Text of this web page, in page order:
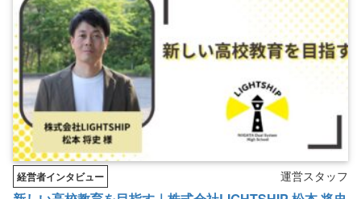
経営者インタビュー 運営スタッフ